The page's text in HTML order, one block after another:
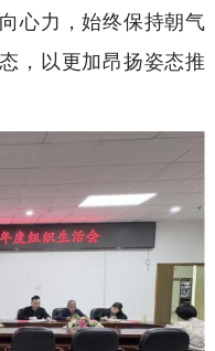
心力，始终保持朝气
，以更加昂扬姿态推